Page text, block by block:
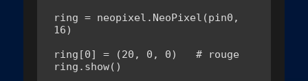
ring = neopixel.NeoPixel(pin0,
16)
ring[0] = (20, 0, 0)   # rouge
ring.show()